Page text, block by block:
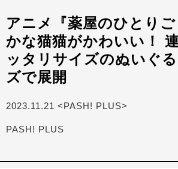
アニメ『薬屋のひとり
かな猫猫がかわいい！
ッタリサイズのぬいぐ
ズで展開
2023.11.21 <PASH! PLUS>
PASH! PLUS